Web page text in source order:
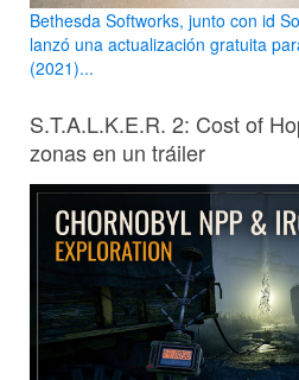
Bethesda Softworks, junto con id
lanzó una actualización gratuita
(2021)...
S.T.A.L.K.E.R. 2: Cost of
zonas en un tráiler